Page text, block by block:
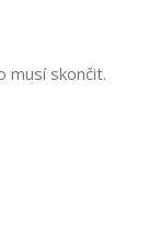
musí skončit.